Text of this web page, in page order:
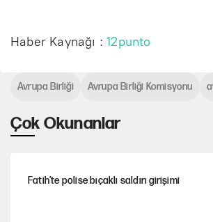
Haber Kaynağı :12punto
Çok Okunanlar
Fatih’te polise bıçaklı saldırı girişimi
Avrupa Birliği Avrupa Birliği Komisyonu